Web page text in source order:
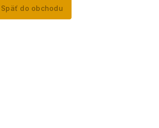
Späť do obchodu